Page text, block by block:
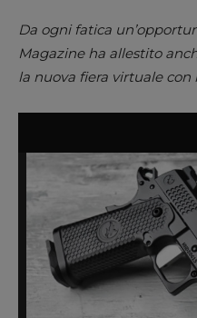
Da ogni fatica
Magazine ha allestito
la nuova fiera virtuale